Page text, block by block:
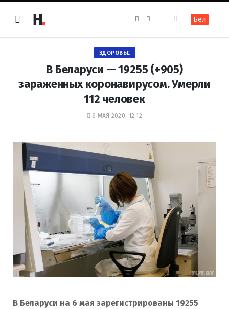
e
k
t
a
m
Бел
ЗДОРОВЬЕ
В Беларуси — 19255 (+905)
зараженных коронавирусом. Умерли
112 человек
6 МАЯ 2020, 12:12
В Беларуси на 6 мая зарегистрированы 19255